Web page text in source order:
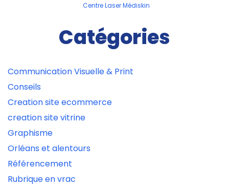
Centre Laser Médiskin
Catégories
Communication Visuelle & Print
Conseils
Creation site ecommerce
creation site vitrine
Graphisme
Orléans et alentours
Référencement
Rubrique en vrac